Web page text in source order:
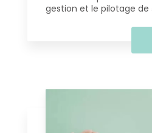
gestion et le pilotage de